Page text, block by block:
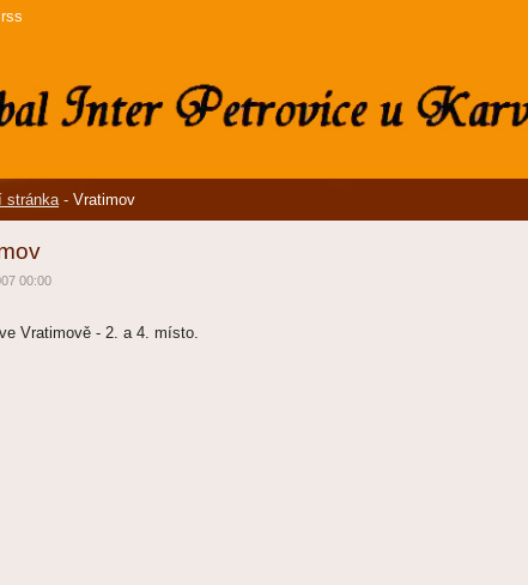
stránka - Vratimov
00:00
Vratimově - 2. a 4. místo.
rss